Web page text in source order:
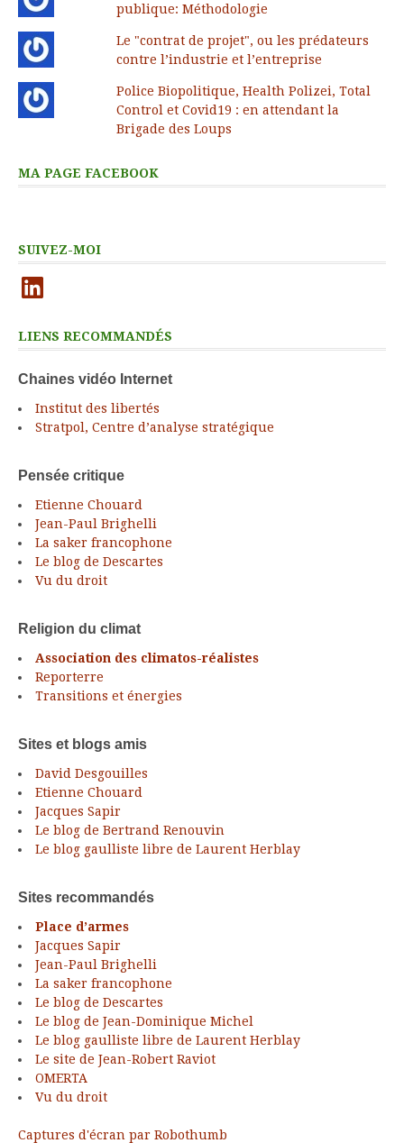
publique: Méthodologie
Le "contrat de projet", ou les prédateurs
contre l’industrie et l’entreprise
Police Biopolitique, Health Polizei, Total
Control et Covid19 : en attendant la
Brigade des Loups
MA PAGE FACEBOOK
SUIVEZ-MOI
LinkedIn
LIENS RECOMMANDÉS
Chaines vidéo Internet
Institut des libertés
Stratpol, Centre d’analyse stratégique
Pensée critique
Etienne Chouard
Jean-Paul Brighelli
La saker francophone
Le blog de Descartes
Vu du droit
Religion du climat
Association des climatos-réalistes
Reporterre
Transitions et énergies
Sites et blogs amis
David Desgouilles
Etienne Chouard
Jacques Sapir
Le blog de Bertrand Renouvin
Le blog gaulliste libre de Laurent Herblay
Sites recommandés
Place d’armes
Jacques Sapir
Jean-Paul Brighelli
La saker francophone
Le blog de Descartes
Le blog de Jean-Dominique Michel
Le blog gaulliste libre de Laurent Herblay
Le site de Jean-Robert Raviot
OMERTA
Vu du droit
Captures d'écran par Robothumb